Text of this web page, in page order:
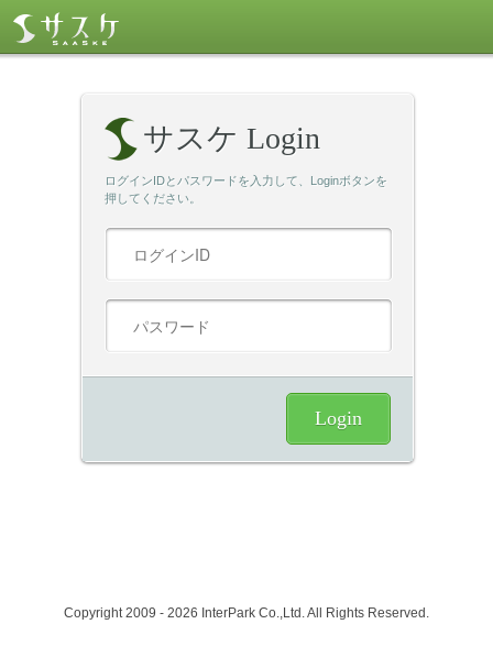
サスケ Login
ログインIDとパスワードを入力して、Loginボタンを
押してください。
Copyright 2009 - 2026 InterPark Co.,Ltd. All Rights Reserved.